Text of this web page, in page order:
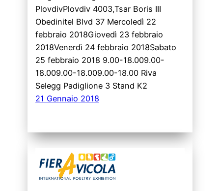
PlovdivPlovdiv 4003,Tsar Boris III
Obedinitel Blvd 37 Mercoledì 22
febbraio 2018Giovedì 23 febbraio
2018Venerdì 24 febbraio 2018Sabato
25 febbraio 2018 9.00-18.009.00-
18.009.00-18.009.00-18.00 Riva
Selegg Padiglione 3 Stand K2
21 Gennaio 2018